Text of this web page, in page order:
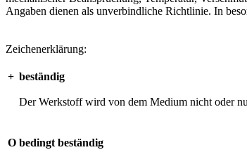
Angaben dienen als unverbindliche Richtlinie. In
Zeichenerklärung:
+ beständig
Der Werkstoff wird von dem Medium nicht oder
O bedingt beständig